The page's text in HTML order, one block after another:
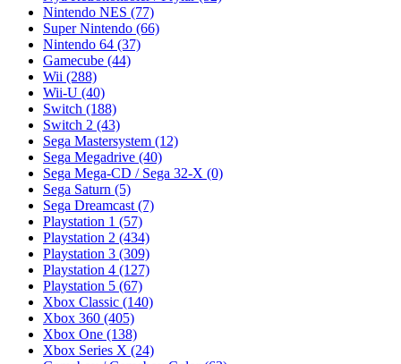
Nintendo NES (77)
Super Nintendo (66)
Nintendo 64 (37)
Gamecube (44)
Wii (288)
Wii-U (40)
Switch (188)
Switch 2 (43)
Sega Mastersystem (12)
Sega Megadrive (40)
Sega Mega-CD / Sega 32-X (0)
Sega Saturn (5)
Sega Dreamcast (7)
Playstation 1 (57)
Playstation 2 (434)
Playstation 3 (309)
Playstation 4 (127)
Playstation 5 (67)
Xbox Classic (140)
Xbox 360 (405)
Xbox One (138)
Xbox Series X (24)